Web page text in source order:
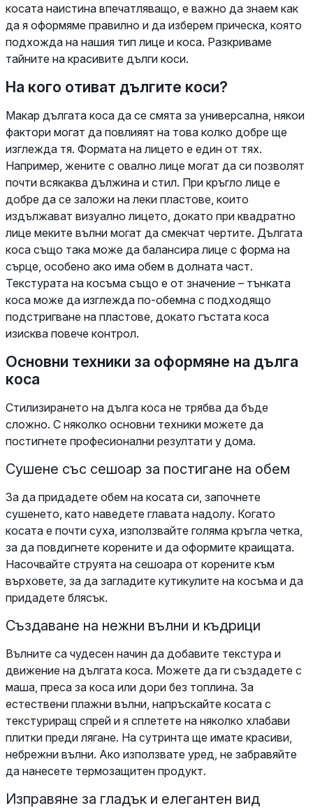
косата наистина впечатляващо, е важно да знаем как
да я оформяме правилно и да изберем прическа, която
подхожда на нашия тип лице и коса. Разкриваме
тайните на красивите дълги коси.
На кого отиват дългите коси?
Макар дългата коса да се смята за универсална, някои
фактори могат да повлияят на това колко добре ще
изглежда тя. Формата на лицето е един от тях.
Например, жените с овално лице могат да си позволят
почти всякаква дължина и стил. При кръгло лице е
добре да се заложи на леки пластове, които
издължават визуално лицето, докато при квадратно
лице меките вълни могат да смекчат чертите. Дългата
коса също така може да балансира лице с форма на
сърце, особено ако има обем в долната част.
Текстурата на косъма също е от значение – тънката
коса може да изглежда по-обемна с подходящо
подстригване на пластове, докато гъстата коса
изисква повече контрол.
Основни техники за оформяне на дълга
коса
Стилизирането на дълга коса не трябва да бъде
сложно. С няколко основни техники можете да
постигнете професионални резултати у дома.
Сушене със сешоар за постигане на обем
За да придадете обем на косата си, започнете
сушенето, като наведете главата надолу. Когато
косата е почти суха, използвайте голяма кръгла четка,
за да повдигнете корените и да оформите краищата.
Насочвайте струята на сешоара от корените към
върховете, за да загладите кутикулите на косъма и да
придадете блясък.
Създаване на нежни вълни и къдрици
Вълните са чудесен начин да добавите текстура и
движение на дългата коса. Можете да ги създадете с
маша, преса за коса или дори без топлина. За
естествени плажни вълни, напръскайте косата с
текстуриращ спрей и я сплетете на няколко хлабави
плитки преди лягане. На сутринта ще имате красиви,
небрежни вълни. Ако използвате уред, не забравяйте
да нанесете термозащитен продукт.
Изправяне за гладък и елегантен вид